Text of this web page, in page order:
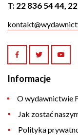
T:22 836 54 44,
Informacje
O wydawnictwie
Jak zostać
Polityka